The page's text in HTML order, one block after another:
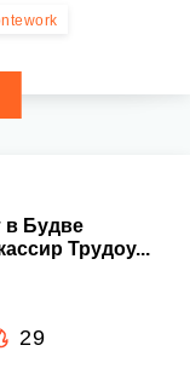
в Будве
Трудоу...
29